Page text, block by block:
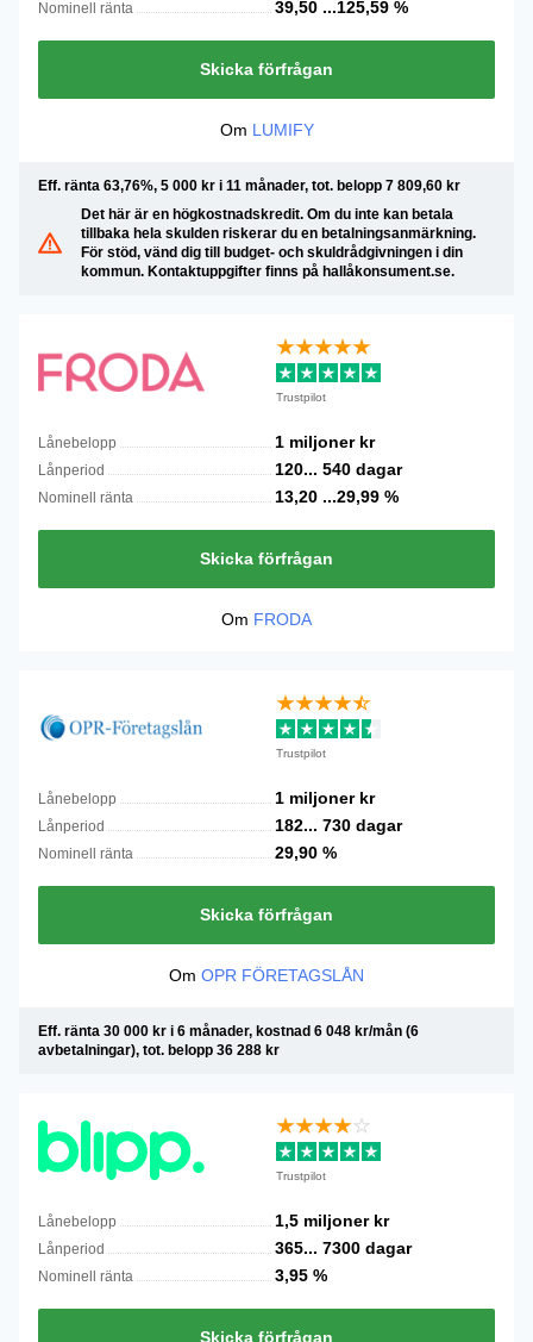
Nominell ränta 39,50 ...125,59 %
Skicka förfrågan
Om LUMIFY
Eff. ränta 63,76%, 5 000 kr i 11 månader, tot. belopp 7 809,60 kr
Det här är en högkostnadskredit. Om du inte kan betala
tillbaka hela skulden riskerar du en betalningsanmärkning.
För stöd, vänd dig till budget- och skuldrådgivningen i din
kommun. Kontaktuppgifter finns på hallåkonsument.se.
Trustpilot
Lånebelopp 1 miljoner kr
Lånperiod 120... 540 dagar
Nominell ränta 13,20 ...29,99 %
Skicka förfrågan
Om FRODA
Trustpilot
Lånebelopp 1 miljoner kr
Lånperiod 182... 730 dagar
Nominell ränta 29,90 %
Skicka förfrågan
Om OPR FÖRETAGSLÅN
Eff. ränta 30 000 kr i 6 månader, kostnad 6 048 kr/mån (6
avbetalningar), tot. belopp 36 288 kr
Trustpilot
Lånebelopp 1,5 miljoner kr
Lånperiod 365... 7300 dagar
Nominell ränta 3,95 %
Skicka förfrågan